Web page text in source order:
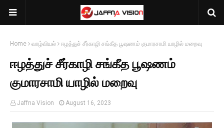
Home வாழ்வியல் ஈழத்துச் சீர்காழி சங்கீத பூஷணம் குமாரசாமி யாழில் மறைவு
ஈழத்துச் சீர்காழி சங்கீத பூஷணம்
குமாரசாமி யாழில் மறைவு
Jaffna Vision August 16, 2023